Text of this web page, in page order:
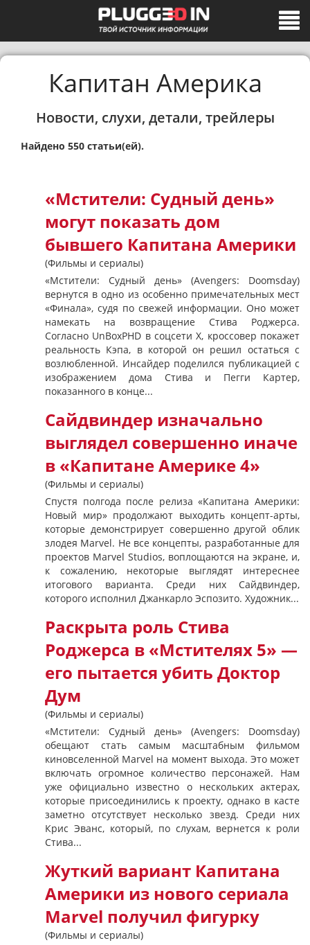
Капитан Америка
Новости, слухи, детали, трейлеры
Найдено 550 статьи(ей).
«Мстители: Судный день»
могут показать дом
бывшего Капитана Америки
(Фильмы и сериалы)
«Мстители: Судный день» (Avengers: Doomsday)
вернутся в одно из особенно примечательных мест
«Финала», судя по свежей информации. Оно может
намекать на возвращение Стива Роджерса.
Согласно UnBoxPHD в соцсети X, кроссовер покажет
реальность Кэпа, в которой он решил остаться с
возлюбленной. Инсайдер поделился публикацией с
изображением дома Стива и Пегги Картер,
показанного в конце...
Сайдвиндер изначально
выглядел совершенно иначе
в «Капитане Америке 4»
(Фильмы и сериалы)
Спустя полгода после релиза «Капитана Америки:
Новый мир» продолжают выходить концепт-арты,
которые демонстрирует совершенно другой облик
злодея Marvel. Не все концепты, разработанные для
проектов Marvel Studios, воплощаются на экране, и,
к сожалению, некоторые выглядят интереснее
итогового варианта. Среди них Сайдвиндер,
которого исполнил Джанкарло Эспозито. Художник...
Раскрыта роль Стива
Роджерса в «Мстителях 5» —
его пытается убить Доктор
Дум
(Фильмы и сериалы)
«Мстители: Судный день» (Avengers: Doomsday)
обещают стать самым масштабным фильмом
киновселенной Marvel на момент выхода. Это может
включать огромное количество персонажей. Нам
уже официально известно о нескольких актерах,
которые присоединились к проекту, однако в касте
заметно отсутствует несколько звезд. Среди них
Крис Эванс, который, по слухам, вернется к роли
Стива...
Жуткий вариант Капитана
Америки из нового сериала
Marvel получил фигурку
(Фильмы и сериалы)